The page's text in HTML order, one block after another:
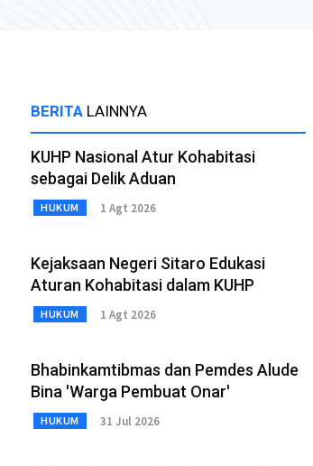
BERITA LAINNYA
KUHP Nasional Atur Kohabitasi
sebagai Delik Aduan
HUKUM 1 Agt 2026
Kejaksaan Negeri Sitaro Edukasi
Aturan Kohabitasi dalam KUHP
HUKUM 1 Agt 2026
Bhabinkamtibmas dan Pemdes Alude
Bina 'Warga Pembuat Onar'
HUKUM 31 Jul 2026